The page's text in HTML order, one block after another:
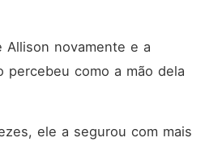
Allison novamente e a
percebeu como a mão dela
ele a segurou com mais